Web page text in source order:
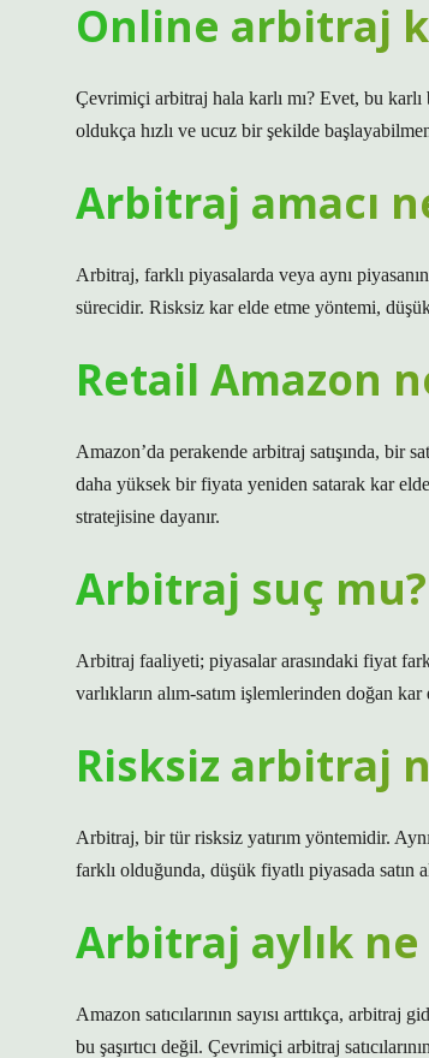
Online arbitraj
Çevrimiçi arbitraj hala karlı mı? Evet, bu
oldukça hızlı ve ucuz bir şekilde
Arbitraj amacı
Arbitraj, farklı piyasalarda veya aynı
sürecidir. Risksiz kar elde etme yöntemi,
Retail Amazon
Amazon’da perakende arbitraj satışında, bir
daha yüksek bir fiyata yeniden satarak kar
stratejisine dayanır.
Arbitraj suç mu?
Arbitraj faaliyeti; piyasalar arasındaki fiyat
varlıkların alım-satım işlemlerinden doğan
Risksiz arbitraj
Arbitraj, bir tür risksiz yatırım yöntemidir.
farklı olduğunda, düşük fiyatlı piyasada satın
Arbitraj aylık ne
Amazon satıcılarının sayısı arttıkça,
bu şaşırtıcı değil. Çevrimiçi arbitraj